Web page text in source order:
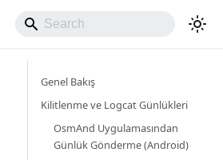
Genel Bakış
Kilitlenme ve Logcat Günlükleri
OsmAnd Uygulamasından
Günlük Gönderme (Android)